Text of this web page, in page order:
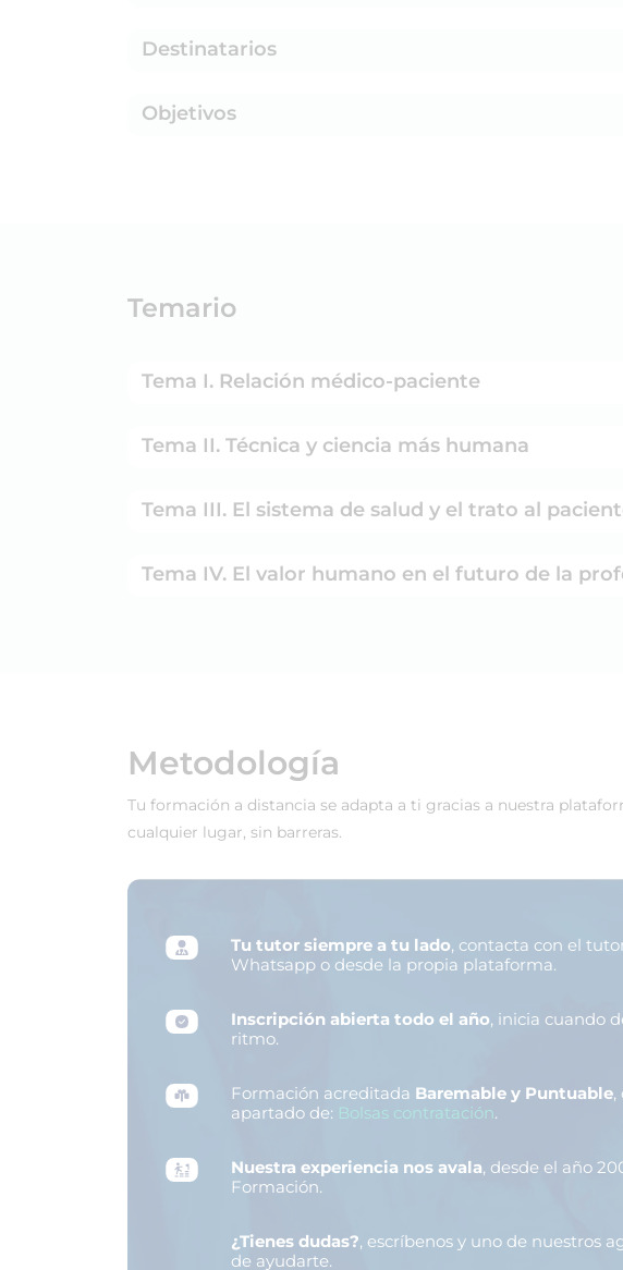
Destinatarios
Objetivos
Temario
Tema I. Relación médico-paciente
Tema II. Técnica y ciencia más humana
Tema III. El sistema de salud y el trato al
Tema IV. El valor humano en el futuro de la
Metodología
Tu formación a distancia se adapta a ti gracias a nuestra
cualquier lugar, sin barreras.
Tu tutor siempre a tu lado, contacta con el
Whatsapp o desde la propia plataforma.
Inscripción abierta todo el año, inicia cuando
ritmo.
Formación acreditada Baremable y Puntuable,
apartado de: Bolsas contratación.
Nuestra experiencia nos avala, desde el año
Formación.
¿Tienes dudas?, escríbenos y uno de nuestros
de ayudarte.